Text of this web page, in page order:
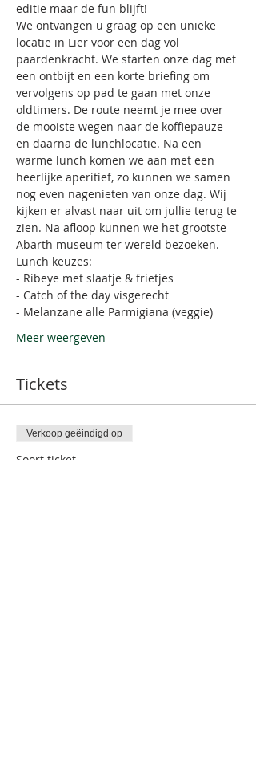
editie maar de fun blijft!
We ontvangen u graag op een unieke
locatie in Lier voor een dag vol
paardenkracht. We starten onze dag met
een ontbijt en een korte briefing om
vervolgens op pad te gaan met onze
oldtimers. De route neemt je mee over
de mooiste wegen naar de koffiepauze
en daarna de lunchlocatie. Na een
warme lunch komen we aan met een
heerlijke aperitief, zo kunnen we samen
nog even nagenieten van onze dag. Wij
kijken er alvast naar uit om jullie terug te
zien. Na afloop kunnen we het grootste
Abarth museum ter wereld bezoeken.
Lunch keuzes:
- Ribeye met slaatje & frietjes
- Catch of the day visgerecht
- Melanzane alle Parmigiana (veggie)
Meer weergeven
Tickets
Verkoop geëindigd op
Soort ticket